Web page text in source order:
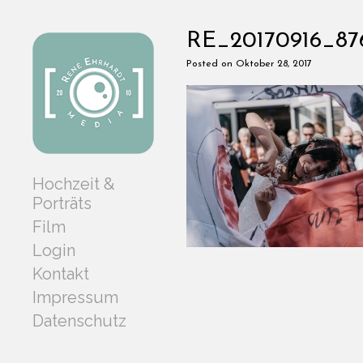
Hochzeit &
Porträts
Film
Login
Kontakt
Impressum
Datenschutz
Posted on Oktober 28, 2017